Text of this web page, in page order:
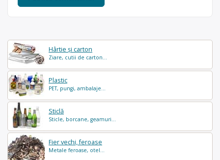
Hârtie și carton
Ziare, cutii de carton...
Plastic
PET, pungi, ambalaje...
Sticlă
Sticle, borcane, geamuri...
Fier vechi, feroase
Metale feroase, otel...